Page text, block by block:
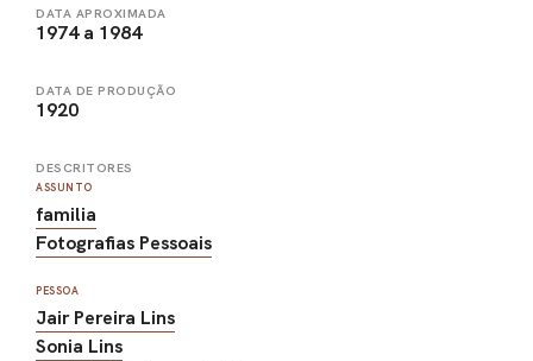
DATA APROXIMADA
1974 a 1984
DATA DE PRODUÇÃO
1920
DESCRITORES
ASSUNTO
familia
Fotografias Pessoais
PESSOA
Jair Pereira Lins
Sonia Lins